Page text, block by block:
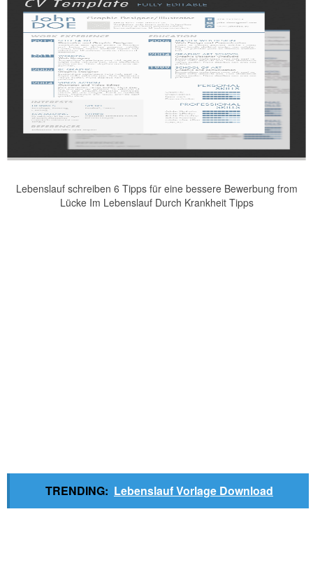
Lebenslauf schreiben 6 Tipps für eine bessere Bewerbung from
Lücke Im Lebenslauf Durch Krankheit Tipps
TRENDING: Lebenslauf Vorlage Download